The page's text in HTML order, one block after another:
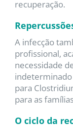
recuperação.
A infecção
profissional,
necessidade
para
para as
O ciclo da